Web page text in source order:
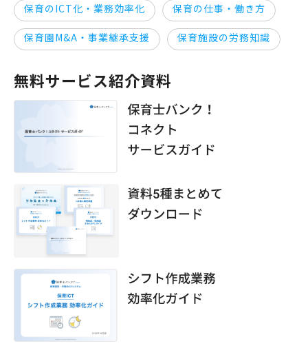
保育のICT化・業務効率化 保育の仕事・働き方
保育園M&A・事業継承支援 保育施設の労務知識
無料サービス紹介資料